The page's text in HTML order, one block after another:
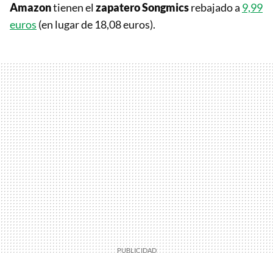
Amazontienen el zapatero Songmicsrebajado a 9,99
euros (en lugar de 18,08 euros).